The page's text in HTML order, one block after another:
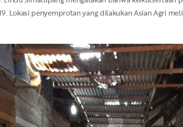
Lokasi penyemprotan yang dilakukan Asian Agri